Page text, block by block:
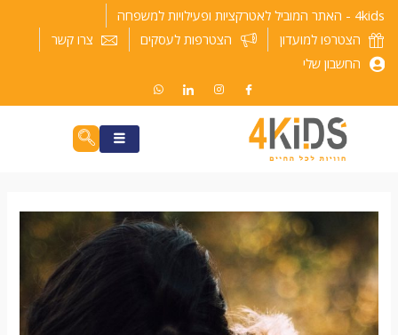
דילוג
לתוכן
4kids - האתר המוביל לאטרקציות ופעילויות למשפחה
הצטרפו למועדון
הצטרפות לעסקים
צרו קשר
החשבון שלי